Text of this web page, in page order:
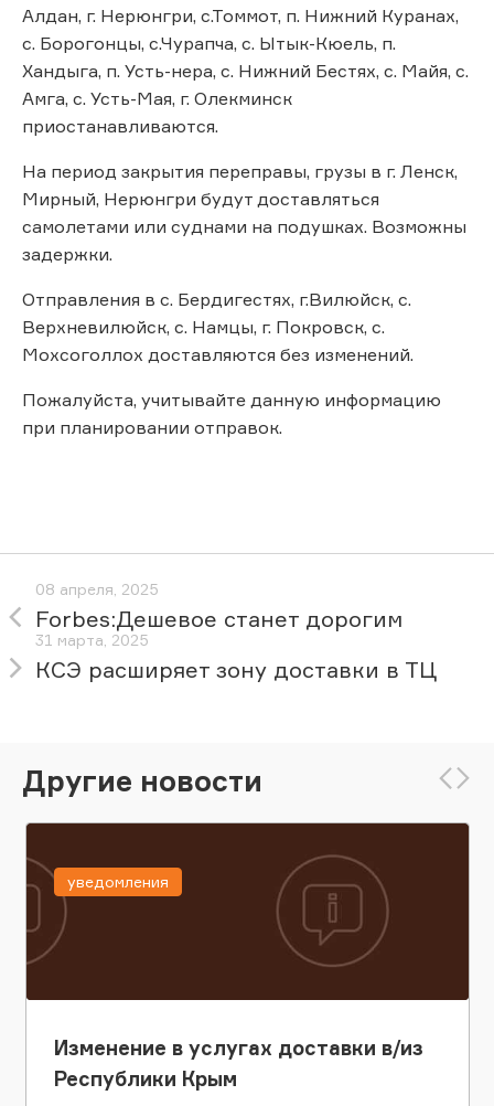
Алдан, г. Нерюнгри, с.Томмот, п. Нижний Куранах,
с. Борогонцы, с.Чурапча, с. Ытык-Кюель, п.
Хандыга, п. Усть-нера, с. Нижний Бестях, с. Майя, с.
Амга, с. Усть-Мая, г. Олекминск
приостанавливаются.
На период закрытия переправы, грузы в г. Ленск,
Мирный, Нерюнгри будут доставляться
самолетами или суднами на подушках. Возможны
задержки.
Отправления в с. Бердигестях, г.Вилюйск, с.
Верхневилюйск, с. Намцы, г. Покровск, с.
Мохсоголлох доставляются без изменений.
Пожалуйста, учитывайте данную информацию
при планировании отправок.
08 апреля, 2025
Forbes:Дешевое станет дорогим
31 марта, 2025
КСЭ расширяет зону доставки в ТЦ
Другие новости
Изменение в услугах доставки в/из
Республики Крым
уведомления